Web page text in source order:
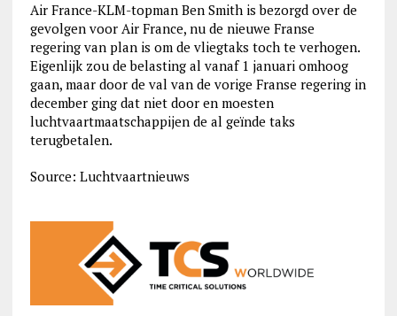
Air France-KLM-topman Ben Smith is bezorgd over de
gevolgen voor Air France, nu de nieuwe Franse
regering van plan is om de vliegtaks toch te verhogen.
Eigenlijk zou de belasting al vanaf 1 januari omhoog
gaan, maar door de val van de vorige Franse regering in
december ging dat niet door en moesten
luchtvaartmaatschappijen de al geïnde taks
terugbetalen.
Source: Luchtvaartnieuws